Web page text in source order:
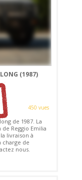
LONG (1987)
450 vues
de 1987. La
Reggio Emilia
livraison à
charge de
nous.